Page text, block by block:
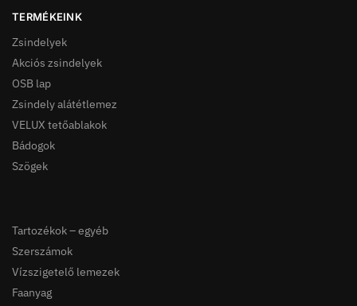
TERMÉKEINK
Zsindelyek
Akciós zsindelyek
OSB lap
Zsindely alátétlemez
VELUX tetőablakok
Bádogok
Szögek
Tartozékok – egyéb
Szerszámok
Vízszigetelő lemezek
Faanyag